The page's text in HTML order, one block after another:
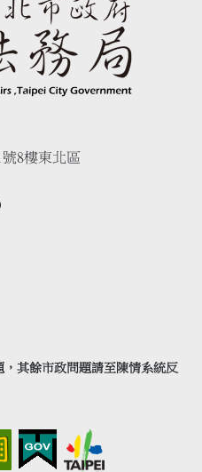
8樓東北區
其餘市政問題請至陳情系統反